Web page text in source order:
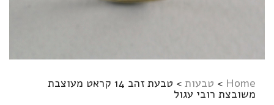
Home
> טבעות > טבעת זהב 14 קראט מעוצבת
משובצת רובי עגול